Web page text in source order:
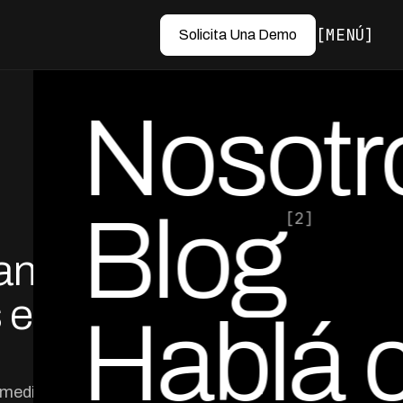
Solicita Una Demo MENÚ
Blog[2]
Hablá
en
por Ed Escobar
Co-Founder & CEO